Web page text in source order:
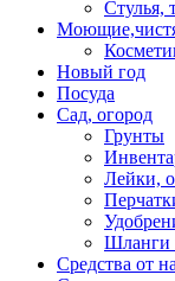
Стулья,
Новый год
Посуда
Сад, огород
Грунты
Лейки,
Шланги
Средства от